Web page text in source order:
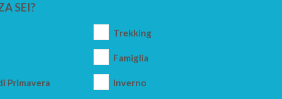
SEI?
Trekking
Famiglia
Primavera Inverno